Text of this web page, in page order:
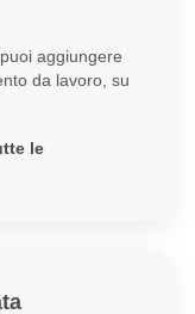
aggiungere
da lavoro, su
le